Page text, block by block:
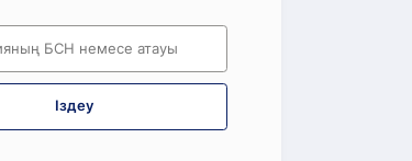
Іздеу